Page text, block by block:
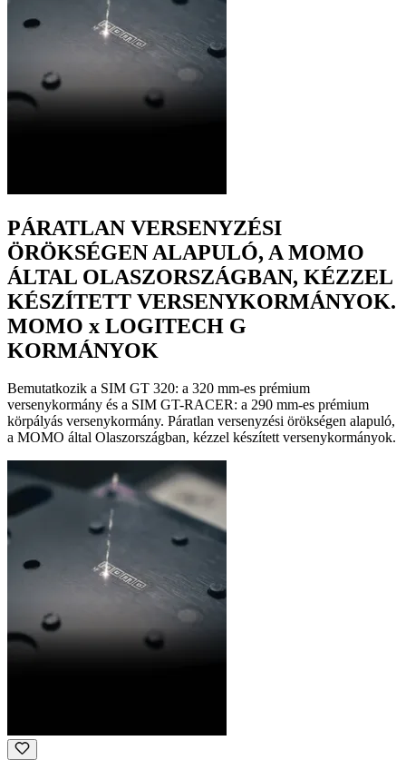
PÁRATLAN VERSENYZÉSI
ÖRÖKSÉGEN ALAPULÓ, A MOMO
ÁLTAL OLASZORSZÁGBAN, KÉZZEL
KÉSZÍTETT VERSENYKORMÁNYOK.
MOMO x LOGITECH G
KORMÁNYOK
Bemutatkozik a SIM GT 320: a 320 mm-es prémium
versenykormány és a SIM GT-RACER: a 290 mm-es prémium
körpályás versenykormány. Páratlan versenyzési örökségen alapuló,
a MOMO által Olaszországban, kézzel készített versenykormányok.